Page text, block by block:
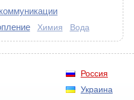
Химия Вода
Россия
Украина